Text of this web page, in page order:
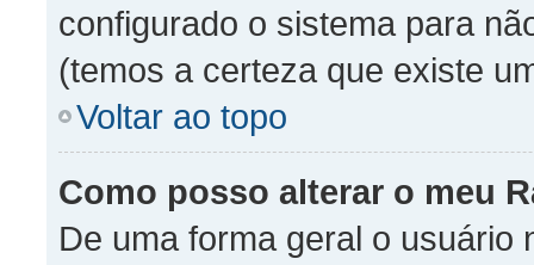
configurado o sistema para
(temos a certeza que existe
Voltar ao topo
Como posso alterar o meu
De uma forma geral o usuário